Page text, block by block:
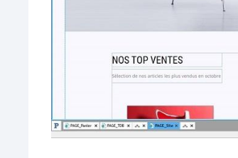
• Les statistiques de fréquentation
• L’assistance au développement
• Hotline gratuite